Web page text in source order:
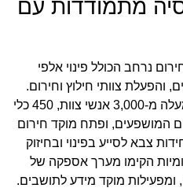
מתמודדות עם
נרחב הכולל פינוי אלפי
והפעלת צוותי חילוץ וחירום.
המשרד לשירותי חירום פרס למעלה מ-3,000 אנשי צוות, 450 כלי
המושפעים, ופתח מוקד חירום
צבא לסייע בפינוי ובחיזוק
הקימו מערך אספקה של
ומפעילות מוקד מידע לתושבים.